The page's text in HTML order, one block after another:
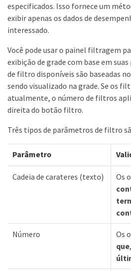
especificados. Isso fornece um
exibir apenas os dados de
interessado.
Você pode usar o painel filtragem
exibição de grade com base em
de filtro disponíveis são baseadas
sendo visualizado na grade. Se os
atualmente, o número de filtros
direita do botão filtro.
Três tipos de parâmetros de filtro
Parâmetro
Cadeia de carateres (texto)
Os
Número Os
que,